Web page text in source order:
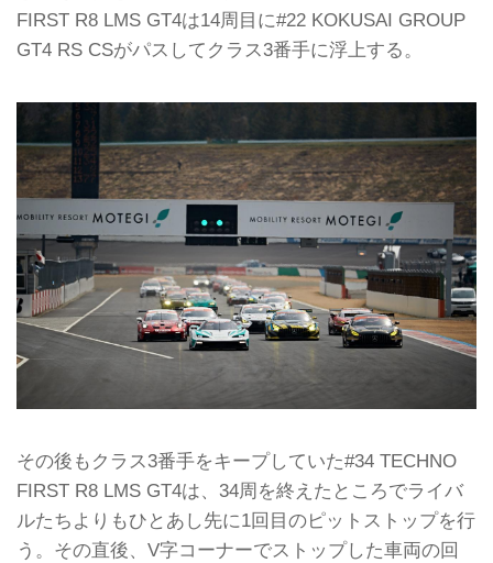
FIRST R8 LMS GT4は14周目に#22 KOKUSAI GROUP
GT4 RS CSがパスしてクラス3番手に浮上する。
その後もクラス3番手をキープしていた#34 TECHNO
FIRST R8 LMS GT4は、34周を終えたところでライバ
ルたちよりもひとあし先に1回目のピットストップを行
う。その直後、V字コーナーでストップした車両の回